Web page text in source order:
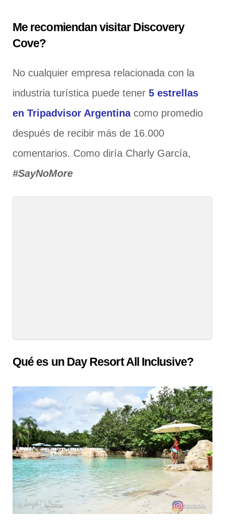
Me recomiendan visitar Discovery
Cove?
No cualquier empresa relacionada con la
industria turística puede tener 5 estrellas
en Tripadvisor Argentinacomo promedio
después de recibir más de 16.000
comentarios. Como diría Charly García,
#SayNoMore
Qué es un Day Resort All Inclusive?